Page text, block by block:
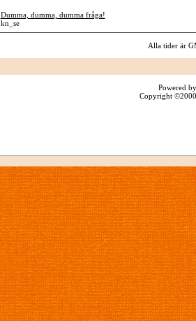
Dumma, dumma, dumma fråga!
kn_se
Alla tider är
Powered
Copyright